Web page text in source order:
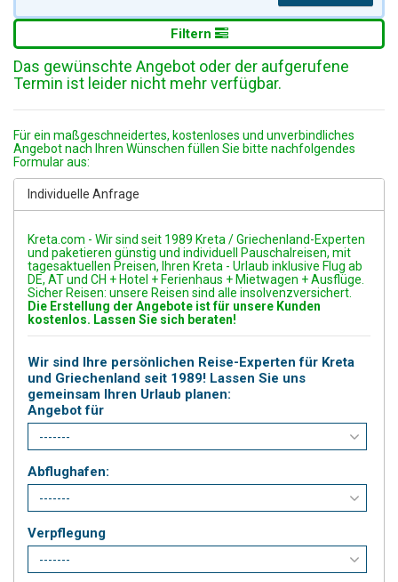
Filtern
Das gewünschte Angebot oder der aufgerufene
Termin ist leider nicht mehr verfügbar.
Für ein maßgeschneidertes, kostenloses und unverbindliches
Angebot nach Ihren Wünschen füllen Sie bitte nachfolgendes
Formular aus:
Individuelle Anfrage
Kreta.com - Wir sind seit 1989 Kreta / Griechenland-Experten
und paketieren günstig und individuell Pauschalreisen, mit
tagesaktuellen Preisen, Ihren Kreta - Urlaub inklusive Flug ab
DE, AT und CH + Hotel + Ferienhaus + Mietwagen + Ausflüge.
Sicher Reisen: unsere Reisen sind alle insolvenzversichert.
Die Erstellung der Angebote ist für unsere Kunden
kostenlos. Lassen Sie sich beraten!
Wir sind Ihre persönlichen Reise-Experten für Kreta
und Griechenland seit 1989! Lassen Sie uns
gemeinsam Ihren Urlaub planen:
Angebot für
Abflughafen:
Verpflegung